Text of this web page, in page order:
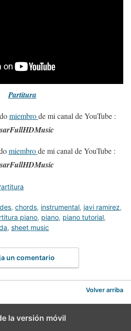
Partitura
miembrode mi canal de YouTube :
miembrode mi canal de YouTube :
, chords, instrumental, javi ramirez,
piano, piano, piano tutorial,
, sheet music
un comentario
Volver arriba
la versión móvil